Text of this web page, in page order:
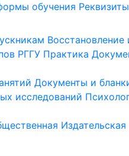
обучения
Восстановление
РГГУ Практика
Документы и
исследований
Издательская